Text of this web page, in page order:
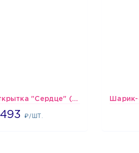
Шарик-открытка "Сердце" (45 см) - 2
493₽/ШТ.
493